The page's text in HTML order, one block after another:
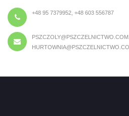
+48 95 7379952, +48 603 556787